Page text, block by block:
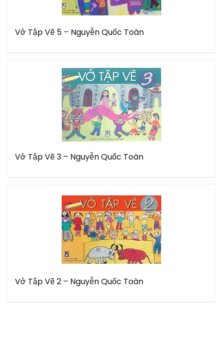
Vở Tập Vẽ 5 – Nguyễn Quốc Toàn
Vở Tập Vẽ 3 – Nguyễn Quốc Toàn
Vở Tập Vẽ 2 – Nguyễn Quốc Toàn